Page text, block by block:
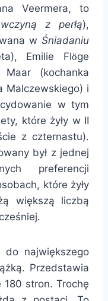
Veermera, to
z perłą),
w Śniadaniu
Emilie Flöge
Maar (kochanka
Malczewskiego) i
w tym
które żyły w II
z czternastu).
był z jednej
preferencji
które żyły
większą liczbą
największego
Przedstawia
stron. Trochę